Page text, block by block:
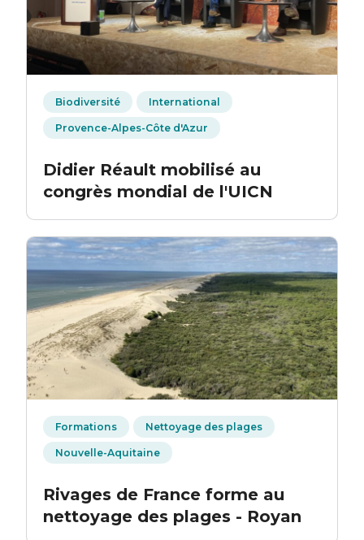
Biodiversité International
Provence-Alpes-Côte d'Azur
Didier Réault mobilisé au
congrès mondial de l'UICN
Formations Nettoyage des plages
Nouvelle-Aquitaine
Rivages de France forme au
nettoyage des plages - Royan